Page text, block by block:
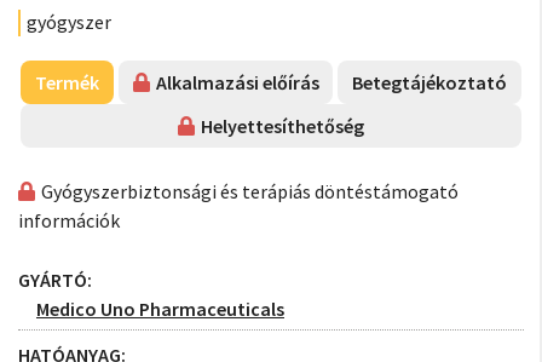
gyógyszer
Termék Alkalmazási előírás
Betegtájékoztató
Helyettesíthetőség
Gyógyszerbiztonsági és terápiás döntéstámogató
információk
GYÁRTÓ:
Medico Uno Pharmaceuticals
HATÓANYAG: